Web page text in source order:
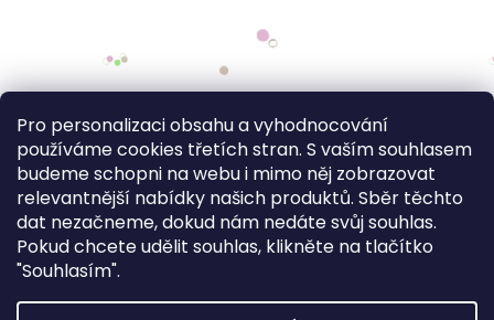
Pro personalizaci obsahu a vyhodnocování
používáme cookies třetích stran. S vaším souhlasem
budeme schopni na webu i mimo něj zobrazovat
relevantnější nabídky našich produktů. Sběr těchto
dat nezačneme, dokud nám nedáte svůj souhlas.
Pokud chcete udělit souhlas, klikněte na tlačítko
"Souhlasím".